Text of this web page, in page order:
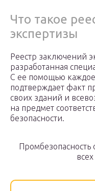
Что такое
экспертизы
Реестр заключений
разработанная
С ее помощью
подтверждает факт
своих зданий и
на предмет
безопасности.